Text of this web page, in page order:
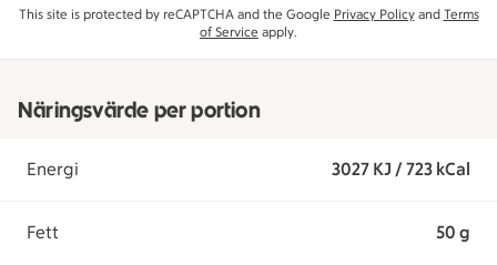
This site is protected by reCAPTCHA and the Google Privacy Policyand Terms
of Service apply.
Näringsvärde per portion
Energi 3027 KJ / 723 kCal
Fett 50 g